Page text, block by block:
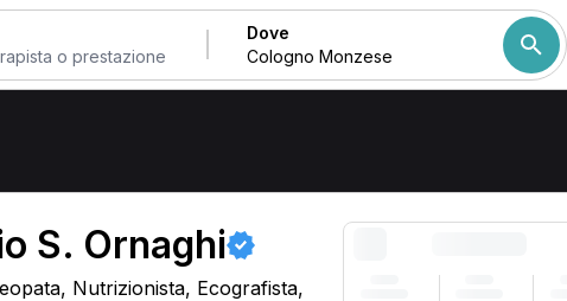
Dove
S. Ornaghi
Nutrizionista, Ecografista,